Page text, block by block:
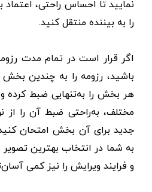
نمایید تا احساس راحتی،
را به بیننده منتقل کنید.
اگر قرار است در تمام مدت
باشید، رزومه را به چندین
هر بخش را به‌تنهایی ضبط
مختلف، به‌راحتی ضبط آن را از
جدید برای آن بخش امتحان
به شما در انتخاب بهترین
و فرایند ویرایش را نیز کمی